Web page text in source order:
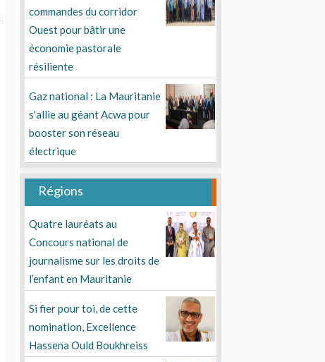
commandes du corridor
Ouest pour bâtir une
économie pastorale
résiliente
Gaz national : La Mauritanie
s'allie au géant Acwa pour
booster son réseau
électrique
Régions
Quatre lauréats au
Concours national de
journalisme sur les droits de
l’enfant en Mauritanie
Si fier pour toi, de cette
nomination, Excellence
Hassena Ould Boukhreiss